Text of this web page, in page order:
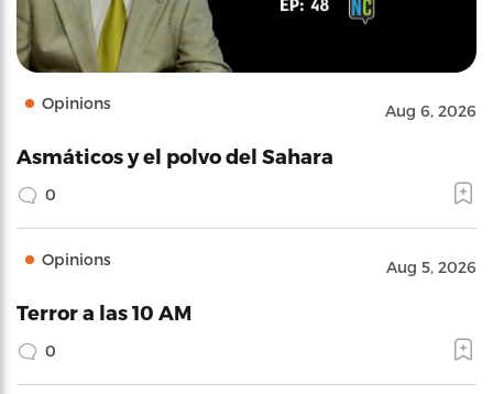
Opinions Aug 6, 2026
Asmáticos y el polvo del Sahara
0
Opinions Aug 5, 2026
Terror a las 10 AM
0